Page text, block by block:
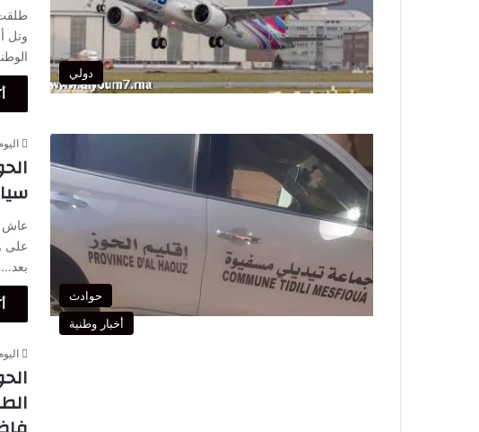
دولي
طلقت
وتل
حوادث
عاش
على
بعد…
أخبار وطنية